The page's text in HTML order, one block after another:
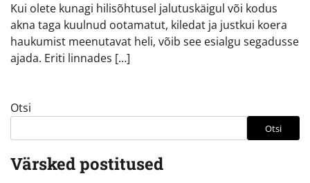
Kui olete kunagi hilisõhtusel jalutuskäigul või kodus
akna taga kuulnud ootamatut, kiledat ja justkui koera
haukumist meenutavat heli, võib see esialgu segadusse
ajada. Eriti linnades […]
Otsi
Otsi
Värsked postitused